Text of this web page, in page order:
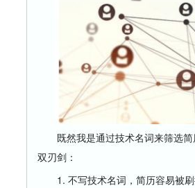
既然我是通过技术名词来筛选简
双刃剑：
1. 不写技术名词，简历容易被刷